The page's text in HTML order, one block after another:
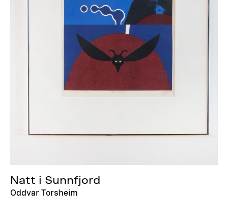
Natt i Sunnfjord
Oddvar Torsheim